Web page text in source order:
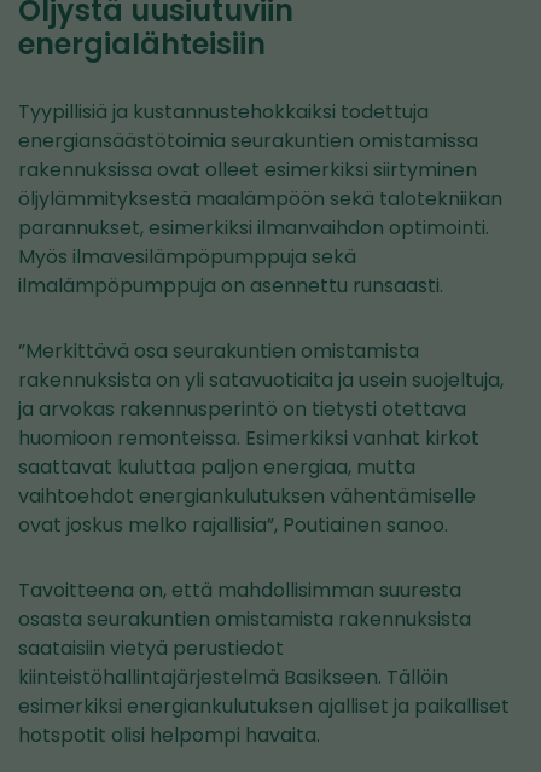
Öljystä uusiutuviin
energialähteisiin
Tyypillisiä ja kustannustehokkaiksi todettuja
energiansäästötoimia seurakuntien omistamissa
rakennuksissa ovat olleet esimerkiksi siirtyminen
öljylämmityksestä maalämpöön sekä talotekniikan
parannukset, esimerkiksi ilmanvaihdon optimointi.
Myös ilmavesilämpöpumppuja sekä
ilmalämpöpumppuja on asennettu runsaasti.
”Merkittävä osa seurakuntien omistamista
rakennuksista on yli satavuotiaita ja usein suojeltuja,
ja arvokas rakennusperintö on tietysti otettava
huomioon remonteissa. Esimerkiksi vanhat kirkot
saattavat kuluttaa paljon energiaa, mutta
vaihtoehdot energiankulutuksen vähentämiselle
ovat joskus melko rajallisia”, Poutiainen sanoo.
Tavoitteena on, että mahdollisimman suuresta
osasta seurakuntien omistamista rakennuksista
saataisiin vietyä perustiedot
kiinteistöhallintajärjestelmä Basikseen. Tällöin
esimerkiksi energiankulutuksen ajalliset ja paikalliset
hotspotit olisi helpompi havaita.